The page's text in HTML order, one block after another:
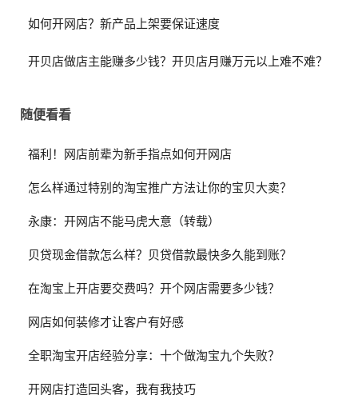
如何开网店？新产品上架要保证速度
开贝店做店主能赚多少钱？开贝店月赚万元以上难不难？
随便看看
福利！网店前辈为新手指点如何开网店
怎么样通过特别的淘宝推广方法让你的宝贝大卖？
永康：开网店不能马虎大意（转载）
贝贷现金借款怎么样？贝贷借款最快多久能到账？
在淘宝上开店要交费吗？开个网店需要多少钱？
网店如何装修才让客户有好感
全职淘宝开店经验分享：十个做淘宝九个失败？
开网店打造回头客，我有我技巧